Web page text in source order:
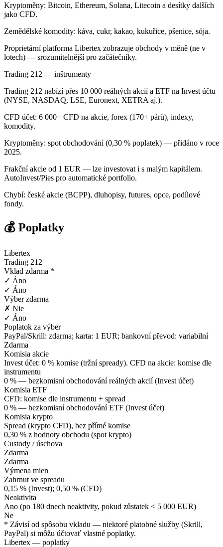
Kryptoměny: Bitcoin, Ethereum, Solana, Litecoin a desítky dalších
jako CFD.
Zemědělské komodity: káva, cukr, kakao, kukuřice, pšenice, sója.
Proprietární platforma Libertex zobrazuje obchody v měně (ne v
lotech) — srozumitelnější pro začátečníky.
Trading 212 — inštrumenty
Trading 212 nabízí přes 10 000 reálných akcií a ETF na Invest účtu
(NYSE, NASDAQ, LSE, Euronext, XETRA aj.).
CFD účet: 6 000+ CFD na akcie, forex (170+ párů), indexy,
komodity.
Kryptoměny: spot obchodování (0,30 % poplatek) — přidáno v roce
2025.
Frakční akcie od 1 EUR — lze investovat i s malým kapitálem.
AutoInvest/Pies pro automatické portfolio.
Chybí: české akcie (BCPP), dluhopisy, futures, opce, podílové
fondy.
💰 Poplatky
Libertex
Trading 212
Vklad zdarma *
✓ Áno
✓ Áno
Výber zdarma
✗ Nie
✓ Áno
Poplatok za výber
PayPal/Skrill: zdarma; karta: 1 EUR; bankovní převod: variabilní
Zdarma
Komisia akcie
Invest účet: 0 % komise (tržní spready). CFD na akcie: komise dle
instrumentu
0 % — bezkomisní obchodování reálných akcií (Invest účet)
Komisia ETF
CFD: komise dle instrumentu + spread
0 % — bezkomisní obchodování ETF (Invest účet)
Komisia krypto
Spread (krypto CFD), bez přímé komise
0,30 % z hodnoty obchodu (spot krypto)
Custody / úschova
Zdarma
Zdarma
Výmena mien
Zahrnut ve spreadu
0,15 % (Invest); 0,50 % (CFD)
Neaktivita
Ano (po 180 dnech neaktivity, pokud zůstatek < 5 000 EUR)
Ne
* Závisí od spôsobu vkladu — niektoré platobné služby (Skrill,
PayPal) si môžu účtovať vlastné poplatky.
Libertex — poplatky